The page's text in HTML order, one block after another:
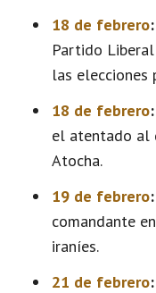
18 de febrero:
Partido
las elecciones
18 de febrero:
el atentado al
Atocha.
19 de febrero:
comandante
iraníes.
21 de febrero: